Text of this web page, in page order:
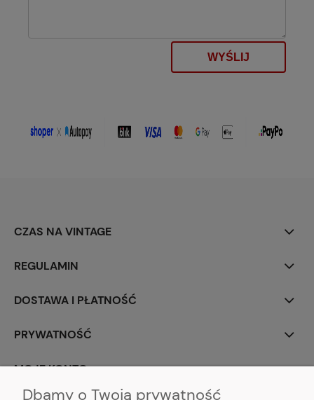
WYŚLIJ
CZAS NA VINTAGE
REGULAMIN
DOSTAWA I PŁATNOŚĆ
PRYWATNOŚĆ
MOJE KONTO
Dbamy o Twoją prywatność